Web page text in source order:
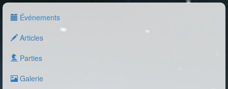
Événements
Articles
Parties
Galerie